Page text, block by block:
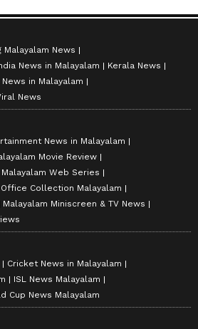
Malayalam News
News in Malayalam
Kerala News
in Malayalam
News
News in Malayalam
Movie Review
Malayalam Web Series
Office Collection Malayalam
Malayalam Miniscreen & TV News
Cricket News in Malayalam
ISL News Malayalam
Cup News Malayalam